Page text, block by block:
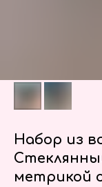
Набор из
метрикой